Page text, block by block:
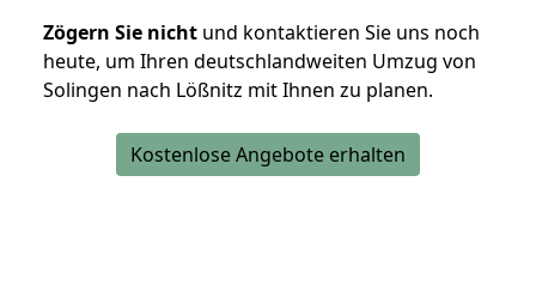
Zögern Sie nicht und kontaktieren Sie uns noch
heute, um Ihren deutschlandweiten Umzug von
Solingen nach Lößnitz mit Ihnen zu planen.
Kostenlose Angebote erhalten